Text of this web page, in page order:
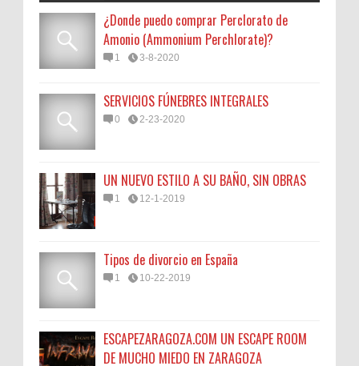
¿Donde puedo comprar Perclorato de
Amonio (Ammonium Perchlorate)?
1 3-8-2020
SERVICIOS FÚNEBRES INTEGRALES
0 2-23-2020
UN NUEVO ESTILO A SU BAÑO, SIN OBRAS
1 12-1-2019
Tipos de divorcio en España
1 10-22-2019
ESCAPEZARAGOZA.COM UN ESCAPE ROOM
DE MUCHO MIEDO EN ZARAGOZA